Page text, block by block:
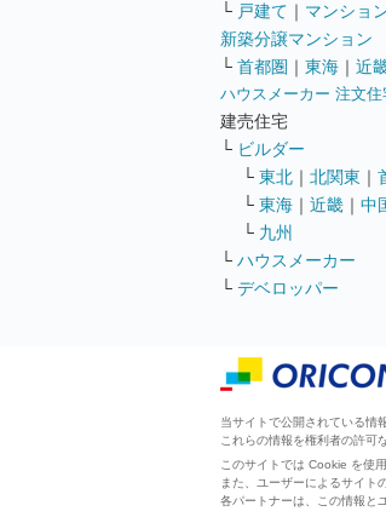
└ 戸建て ｜ マンショ
新築分譲マンション
└ 首都圏 ｜ 東海 ｜ 近
ハウスメーカー 注文住
建売住宅
└ ビルダー
└ 東北 ｜ 北関東 ｜
└ 東海 ｜ 近畿 ｜ 中
└ 九州
└ ハウスメーカー
└ デベロッパー
当サイトで公開されている情
これらの情報を権利者の許可
このサイトでは Cookie を使
また、ユーザーによるサイト
各パートナーは、この情報と